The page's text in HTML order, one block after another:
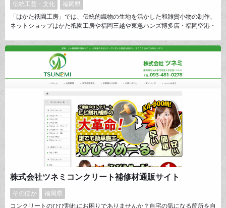
伝統工芸・文化
福岡県
「はかた祇園工房」では、伝統的織物の生地を活かした和雑貨小物の制作、
ネットショップはかた祇園工房や福岡三越や東急ハンズ博多店・福岡空港・
ザインを取り入れつつ、現代に溶け込む商品デザインが特徴です。 手作り
で、ひとつひとつ丁寧に仕上げ、織柄を生かしたデザイン、質感に満足して
いただけるものと思います。
株式会社ツネミコンクリート補修材通販サイト
そのほか
福岡県
コンクリートのひび割れにお困りでありませんか？自宅の気になる箇所を自